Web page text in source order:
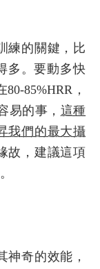
練的關鍵，比
多。要動多快
85%HRR，
易的事， 這種
我們的最大攝
故，建議這項
神奇的效能，